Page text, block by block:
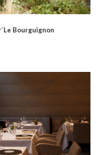
Le Bourguignon